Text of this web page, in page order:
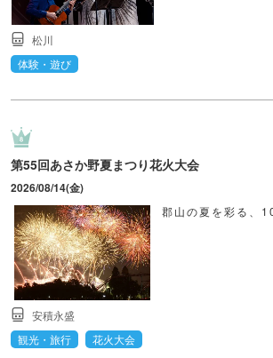
松川
体験・遊び
第55回あさか野夏まつり花火大会
2026/08/14(金)
郡山の夏を彩る、
安積永盛
観光・旅行
花火大会